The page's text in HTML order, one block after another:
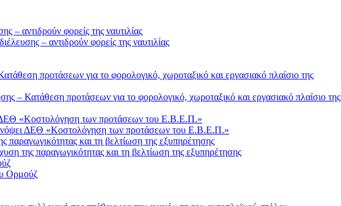
– αντιδρούν φορείς της ναυτιλίας
Κατάθεση προτάσεων για το φορολογικό, χωροταξικό και εργασιακό πλαίσιο της
ΔΕΘ «Κοστολόγηση των προτάσεων του Ε.Β.Ε.Π.»
της παραγωγικότητας και τη βελτίωση της εξυπηρέτησης
Ορμούζ